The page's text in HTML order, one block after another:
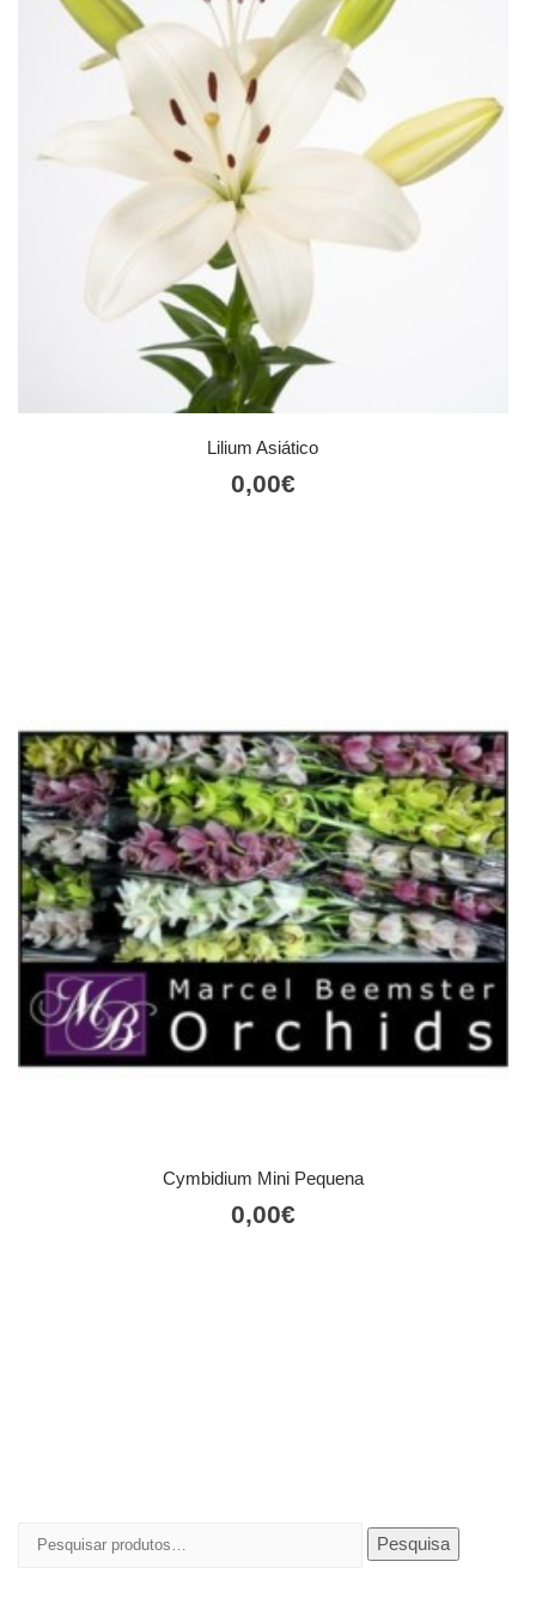
Lilium Asiático
0,00€
Cymbidium Mini Pequena
0,00€
Pesquisar
Pesquisa